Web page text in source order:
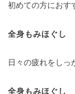
初めての方におす
全身もみほぐし
日々の疲れをしっ
全身もみほぐし